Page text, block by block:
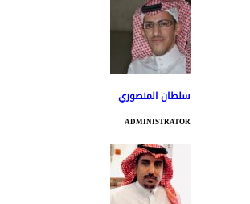
سلطان المنصوري
ADMINISTRATOR